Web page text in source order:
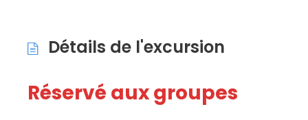
Détails de l'excursion
Réservé aux groupes